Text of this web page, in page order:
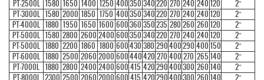
PT-2500L 1580 1650 1400 1250 400350 340220 270 240 240 120
2″
PT-3000L 1580 2000 1850 1750 400350 340220 270 240 240 120
2″
PT-4000L 1880 1950 1650 1600 600360 350235 280 260 260 120
2″
PT-5000L 1580 2800 2600 2400 600350 340220 270 240 240 120
2″
PT-5000L 1880 2200 1860 1800 600430 380 290400290 400 150
2″
PT-6000L 1880 2500 2060 2000 600440420 270 400 270 265 140
2″
PT-7000L 1880 2800 2400 2400 600 415 420290400300 260 140
2″
PT-8000L 2300 2500 2060 2000 600 415 420290400300 260 140
2″